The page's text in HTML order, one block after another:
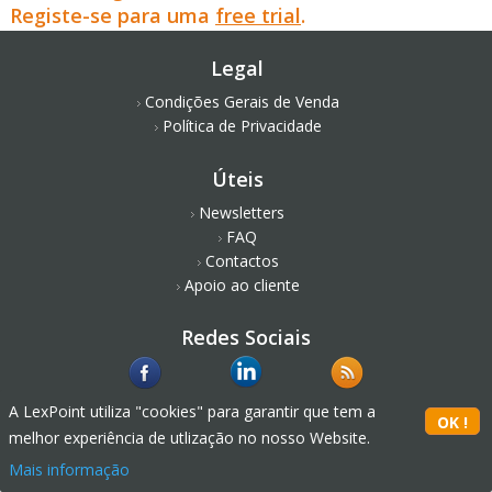
Registe-se para uma free trial.
Legal
Condições Gerais de Venda
Política de Privacidade
Úteis
Newsletters
FAQ
Contactos
Apoio ao cliente
Redes Sociais
A LexPoint utiliza "cookies" para garantir que tem a
melhor experiência de utlização no nosso Website.
Mais informação